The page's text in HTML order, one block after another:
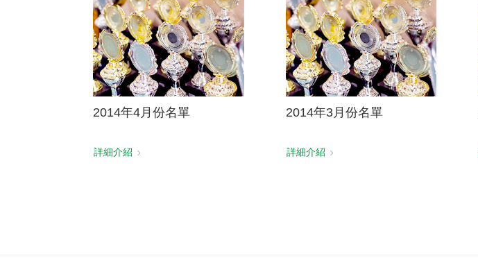
2014年4月份名單
詳細介紹
2014年3月份名單
詳細介紹